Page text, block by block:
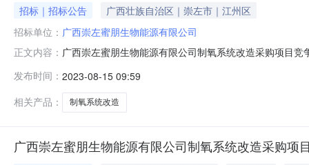
招标｜招标公告
广西壮族自治区｜崇左市｜江州区
招标单位： 广西崇左蜜朋生物能源有限公司
正文内容： 广西崇左蜜朋生物能源有限公司制氧系统改造采购项目
方”），采购方拟对制氧系统改造项目采用竞争性碳商采
格型号、数量序号采购物料型号/规格单
发布时间： 2023-08-15 09:59
相关产品：
制氧系统改造
广西崇左蜜朋生物能源有限公司制氧系统改造采购项